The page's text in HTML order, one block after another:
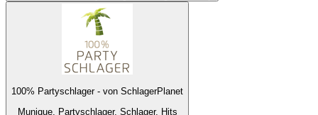
100% Partyschlager - von SchlagerPlanet
Munique, Partyschlager, Schlager, Hits